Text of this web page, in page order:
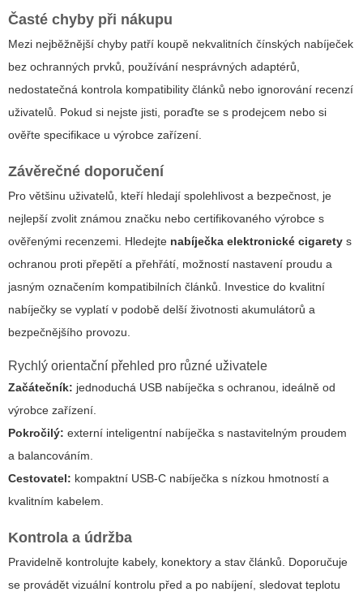
Časté chyby při nákupu
Mezi nejběžnější chyby patří koupě nekvalitních čínských nabíječek
bez ochranných prvků, používání nesprávných adaptérů,
nedostatečná kontrola kompatibility článků nebo ignorování recenzí
uživatelů. Pokud si nejste jisti, poraďte se s prodejcem nebo si
ověřte specifikace u výrobce zařízení.
Závěrečné doporučení
Pro většinu uživatelů, kteří hledají spolehlivost a bezpečnost, je
nejlepší zvolit známou značku nebo certifikovaného výrobce s
ověřenými recenzemi. Hledejte nabíječka elektronické cigarety s
ochranou proti přepětí a přehřátí, možností nastavení proudu a
jasným označením kompatibilních článků. Investice do kvalitní
nabíječky se vyplatí v podobě delší životnosti akumulátorů a
bezpečnějšího provozu.
Rychlý orientační přehled pro různé uživatele
Začátečník: jednoduchá USB nabíječka s ochranou, ideálně od
výrobce zařízení.
Pokročilý: externí inteligentní nabíječka s nastavitelným proudem
a balancováním.
Cestovatel: kompaktní USB-C nabíječka s nízkou hmotností a
kvalitním kabelem.
Kontrola a údržba
Pravidelně kontrolujte kabely, konektory a stav článků. Doporučuje
se provádět vizuální kontrolu před a po nabíjení, sledovat teplotu